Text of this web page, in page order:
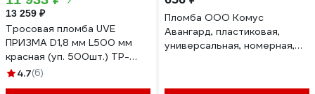
13 259 ₽
Тросовая пломба UVE
ПРИЗМА D1,8 мм L500 мм
красная (уп. 500шт.) TP-
PRIZMA-1,8-500-500
4.7(6)
Пломба ООО Комус
Авангард, пластиковая,
универсальная, номерная,